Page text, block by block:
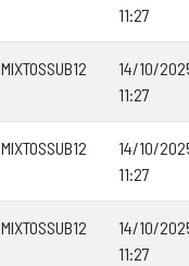
11:27
MIXTOSSUB12
14/10/
11:27
MIXTOSSUB12
14/10/
11:27
MIXTOSSUB12
14/10/
11:27